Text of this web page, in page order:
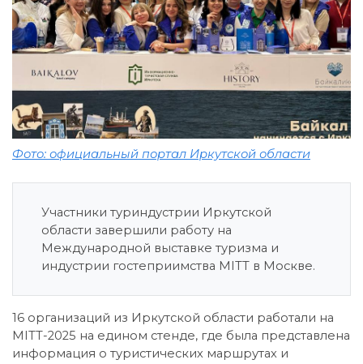
Фото: официальный портал Иркутской области
Участники туриндустрии Иркутской
области завершили работу на
Международной выставке туризма и
индустрии гостеприимства MITT в Москве.
16 организаций из Иркутской области работали на
MITT-2025 на едином стенде, где была представлена
информация о туристических маршрутах и